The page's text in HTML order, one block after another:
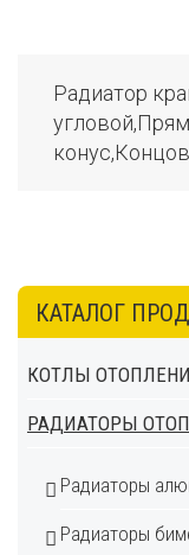
Радиатор
КАТАЛОГ
КОТЛЫ
РАДИАТОРЫ
Радиаторы
Радиаторы